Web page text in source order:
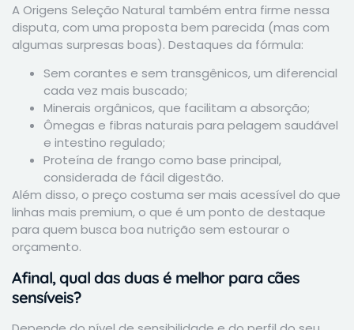
A Origens Seleção Natural também entra firme nessa
disputa, com uma proposta bem parecida (mas com
algumas surpresas boas). Destaques da fórmula:
Sem corantes e sem transgênicos, um diferencial
cada vez mais buscado;
Minerais orgânicos, que facilitam a absorção;
Ômegas e fibras naturais para pelagem saudável
e intestino regulado;
Proteína de frango como base principal,
considerada de fácil digestão.
Além disso, o preço costuma ser mais acessível do que
linhas mais premium, o que é um ponto de destaque
para quem busca boa nutrição sem estourar o
orçamento.
Afinal, qual das duas é melhor para cães
sensíveis?